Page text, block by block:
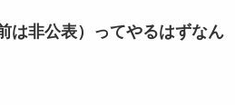
は非公表）ってやるはずなん